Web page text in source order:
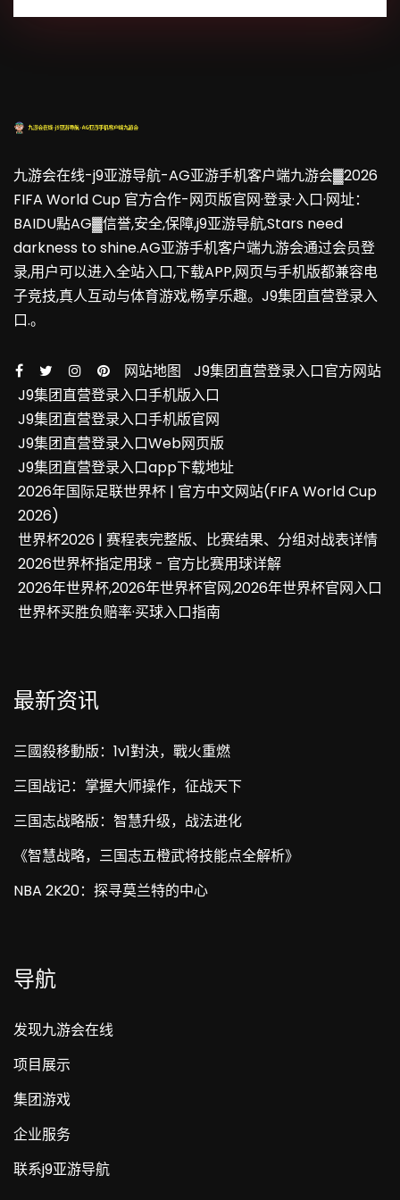
九游会在线-j9亚游导航-AG亚游手机客户端九游会▓2026
FIFA World Cup 官方合作-网页版官网·登录·入口·网址：
BAIDU點AG▓信誉,安全,保障,j9亚游导航,Stars need
darkness to shine.AG亚游手机客户端九游会通过会员登
录,用户可以进入全站入口,下载APP,网页与手机版都兼容电
子竞技,真人互动与体育游戏,畅享乐趣。J9集团直营登录入
口.。
网站地图
J9集团直营登录入口官方网站
J9集团直营登录入口手机版入口
J9集团直营登录入口手机版官网
J9集团直营登录入口Web网页版
J9集团直营登录入口app下载地址
2026年国际足联世界杯 | 官方中文网站(FIFA World Cup
2026)
世界杯2026 | 赛程表完整版、比赛结果、分组对战表详情
2026世界杯指定用球 - 官方比赛用球详解
2026年世界杯,2026年世界杯官网,2026年世界杯官网入口
世界杯买胜负赔率·买球入口指南
最新资讯
三國殺移動版：1v1對決，戰火重燃
三国战记：掌握大师操作，征战天下
三国志战略版：智慧升级，战法进化
《智慧战略，三国志五橙武将技能点全解析》
NBA 2K20：探寻莫兰特的中心
导航
发现九游会在线
项目展示
集团游戏
企业服务
联系j9亚游导航